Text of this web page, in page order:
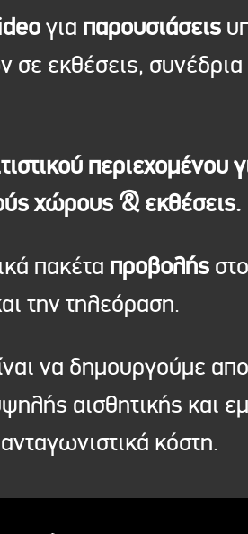
για παρουσιάσεις
σε εκθέσεις, συνέδρια
περιεχομένου
χώρους & εκθέσεις.
πακέτα προβολής στο
την τηλεόραση.
να δημουργούμε
αισθητικής και
κόστη.